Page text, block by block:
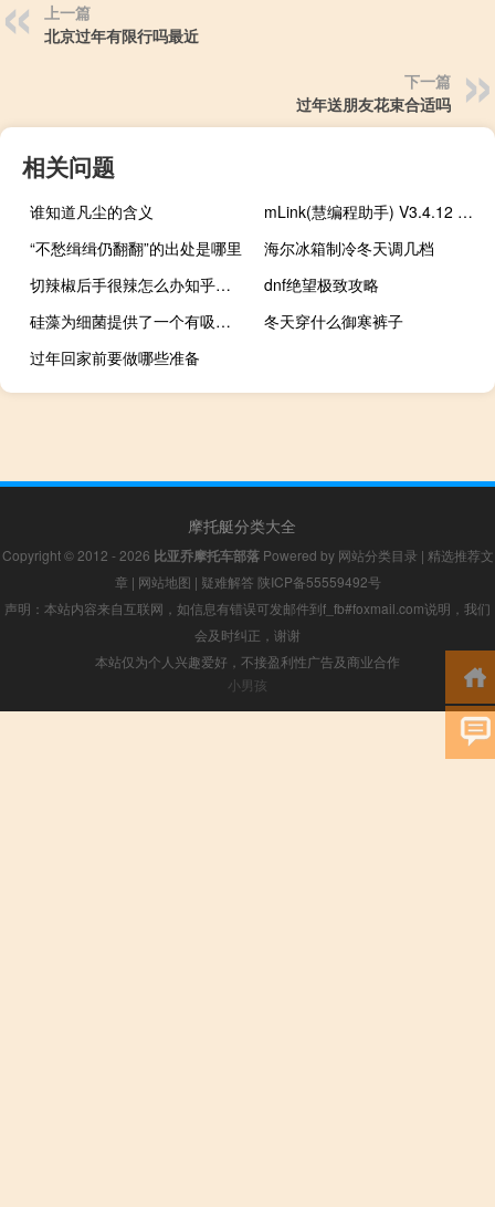
上一篇
北京过年有限行吗最近
下一篇
过年送朋友花束合适吗
相关问题
谁知道凡尘的含义
mLink(慧编程助手) V3.4.12 Mac免费版（mLink(慧编程助手) V3.4.12 Mac免费版功能简介）
“不愁缉缉仍翻翻”的出处是哪里
海尔冰箱制冷冬天调几档
切辣椒后手很辣怎么办知乎（切辣椒后手很辣怎么办）
dnf绝望极致攻略
硅藻为细菌提供了一个有吸引力的栖息地
冬天穿什么御寒裤子
过年回家前要做哪些准备
摩托艇分类大全
Copyright © 2012 - 2026 比亚乔摩托车部落Powered by 网站分类目录 | 精选推荐文
章 | 网站地图 | 疑难解答 陕ICP备55559492号
声明：本站内容来自互联网，如信息有错误可发邮件到f_fb#foxmail.com说明，我们
会及时纠正，谢谢
本站仅为个人兴趣爱好，不接盈利性广告及商业合作
小男孩